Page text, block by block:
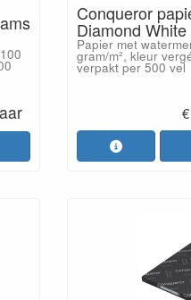
Conqueror
Diamond
Papier met
gram/m², kleur
verpakt per 500 vel